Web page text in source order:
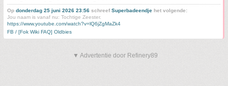
Op donderdag 25 juni 2026 23:56 schreefSuperbadeendje het volgende:
Jou naam is vanaf nu: Tochtige Zeester.
https://www.youtube.com/watch?v=lQ6jZgMaZk4
FB / [Fok Wiki FAQ] Oldbies
▼ Advertentie door Refinery89